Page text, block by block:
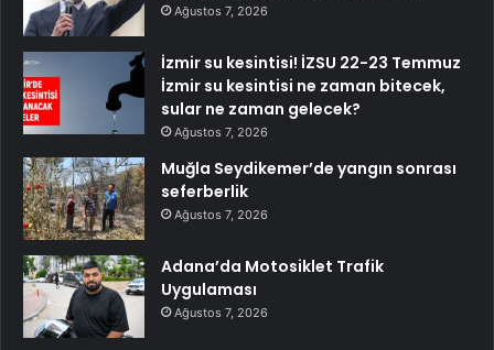
Ağustos 7, 2026
İzmir su kesintisi! İZSU 22-23 Temmuz
İzmir su kesintisi ne zaman bitecek,
sular ne zaman gelecek?
Ağustos 7, 2026
Muğla Seydikemer’de yangın sonrası
seferberlik
Ağustos 7, 2026
Adana’da Motosiklet Trafik
Uygulaması
Ağustos 7, 2026